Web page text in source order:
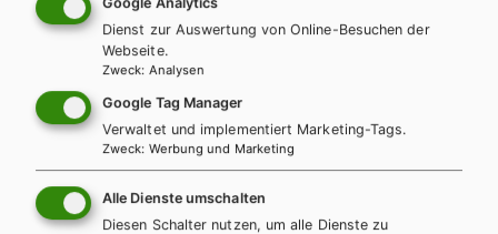
LEHRERSERVICE
Elisabeth Gettinger
+ 43 1 403 77 77 164
elisabeth.gettinger@hpt.at
Dienst zur Auswertung von Online-Besuchen der
Webseite.
Zweck: Analysen
Google Tag Manager
Verwaltet und implementiert Marketing-Tags.
Zweck: Werbung und Marketing
Alle Dienste umschalten
Diesen Schalter nutzen, um alle Dienste zu